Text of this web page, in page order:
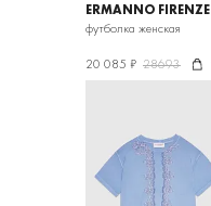
ERMANNO FIRENZE
футболка женская
20 085 ₽ 28693